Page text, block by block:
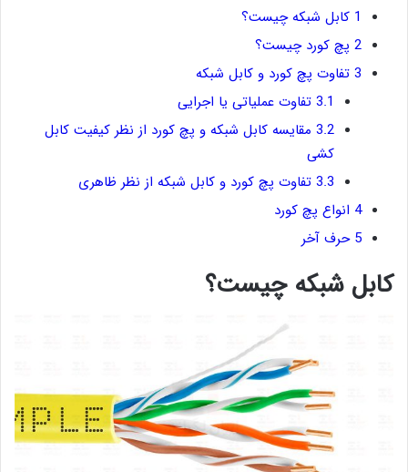
1 کابل شبکه چیست؟
2 پچ کورد چیست؟
3 تفاوت پچ کورد و کابل شبکه
3.1 تفاوت عملیاتی یا اجرایی
3.2 مقایسه کابل شبکه و پچ کورد از نظر کیفیت کابل
کشی
3.3 تفاوت پچ کورد و کابل شبکه از نظر ظاهری
4 انواع پچ کورد
5 حرف آخر
کابل شبکه چیست؟